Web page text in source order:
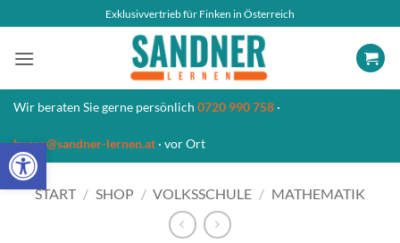
Open toolbar
Inhalt
springen
Exklusivvertrieb für Finken in Österreich
Wir beraten Sie gerne persönlich 0720 990 758 ·
buero@sandner-lernen.at · vor Ort
START / SHOP / VOLKSSCHULE / MATHEMATIK